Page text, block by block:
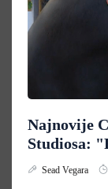
Najnovije
Studiosa:
Sead Vegara